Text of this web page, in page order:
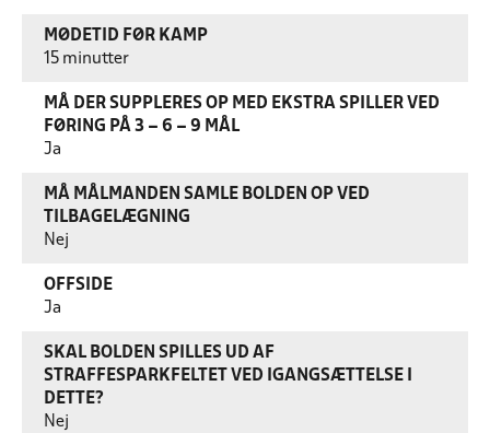
MØDETID FØR KAMP
15 minutter
MÅ DER SUPPLERES OP MED EKSTRA SPILLER VED
FØRING PÅ 3 – 6 – 9 MÅL
Ja
MÅ MÅLMANDEN SAMLE BOLDEN OP VED
TILBAGELÆGNING
Nej
OFFSIDE
Ja
SKAL BOLDEN SPILLES UD AF
STRAFFESPARKFELTET VED IGANGSÆTTELSE I
DETTE?
Nej